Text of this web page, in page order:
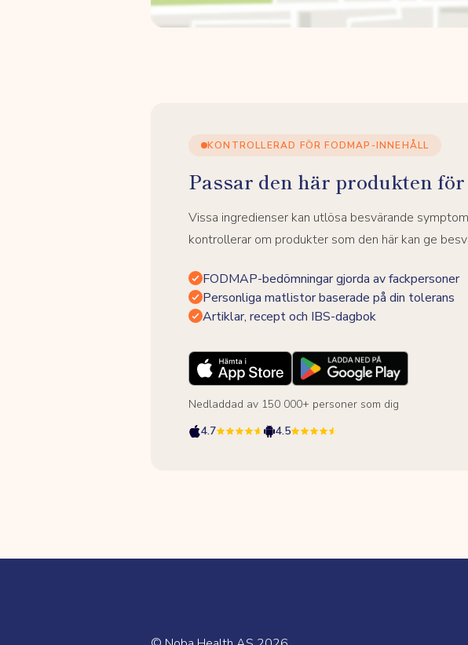
KONTROLLERAD FÖR FODMAP-INNEHÅLL
Passar den här produkten
Vissa ingredienser kan utlösa besvärande
kontrollerar om produkter som den här kan ge
FODMAP-bedömningar gjorda av fackpersoner
Personliga matlistor baserade på din tolerans
Artiklar, recept och IBS-dagbok
Nedladdad av 150 000+ personer som dig
4.7
4.5